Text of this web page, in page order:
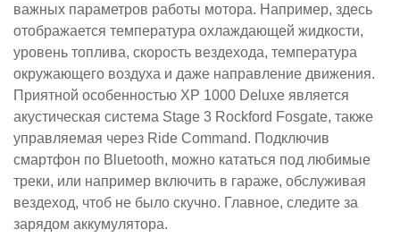
важных параметров работы мотора. Например, здесь
отображается температура охлаждающей жидкости,
уровень топлива, скорость вездехода, температура
окружающего воздуха и даже направление движения.
Приятной особенностью XP 1000 Deluxe является
акустическая система Stage 3 Rockford Fosgate, также
управляемая через Ride Command. Подключив
смартфон по Bluetooth, можно кататься под любимые
треки, или например включить в гараже, обслуживая
вездеход, чтоб не было скучно. Главное, следите за
зарядом аккумулятора.